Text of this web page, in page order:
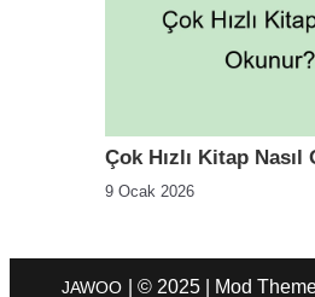
Çok Hızlı Kitap Nasıl
9 Ocak 2026
JAWOO | © 2025 | Mod